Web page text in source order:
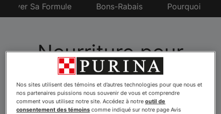
Sa Formule Bons-Rabais Pourquoi Pro
Nourriture pour
animaux familiers Pro
Planᴹᴰ
Nos sites utilisent des témoins et d’autres technologies pour que nous et
nos partenaires puissions nous souvenir de vous et comprendre
comment vous utilisez notre site. Accédez à notreoutil de
consentement des témoins comme indiqué sur notre page Avis